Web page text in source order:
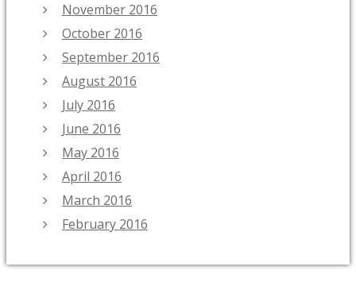
November 2016
October 2016
September 2016
August 2016
July 2016
June 2016
May 2016
April 2016
March 2016
February 2016